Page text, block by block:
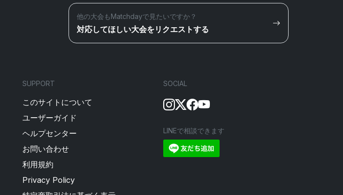
他の大会もMatchdayで見たいですか？
対応してほしい大会をリクエストする
SUPPORT
このサイトについて
ユーザーガイド
ヘルプセンター
お問い合わせ
利用規約
Privacy Policy
SOCIAL
LINEで相談できます